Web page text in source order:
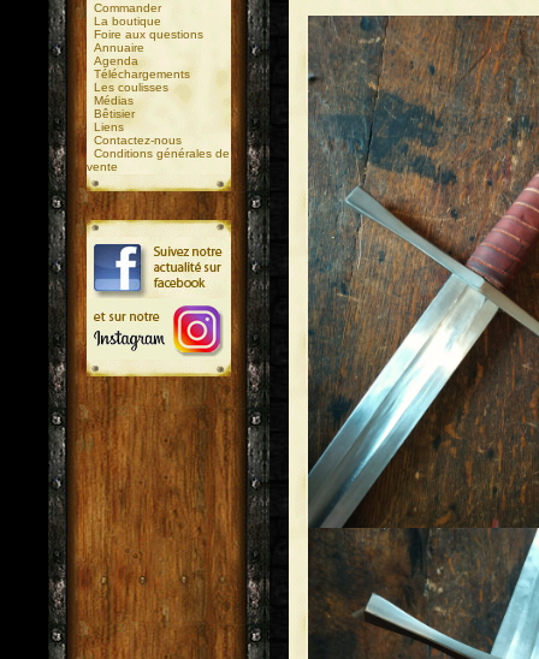
Commander
La boutique
Foire aux questions
Annuaire
Agenda
Téléchargements
Les coulisses
Médias
Bêtisier
Liens
Contactez-nous
Conditions générales de
vente